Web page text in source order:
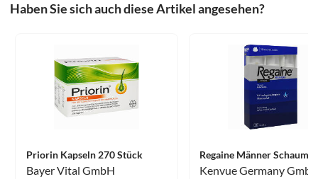
Haben Sie sich auch diese Artikel angesehen?
Priorin Kapseln 270 Stück
Bayer Vital GmbH